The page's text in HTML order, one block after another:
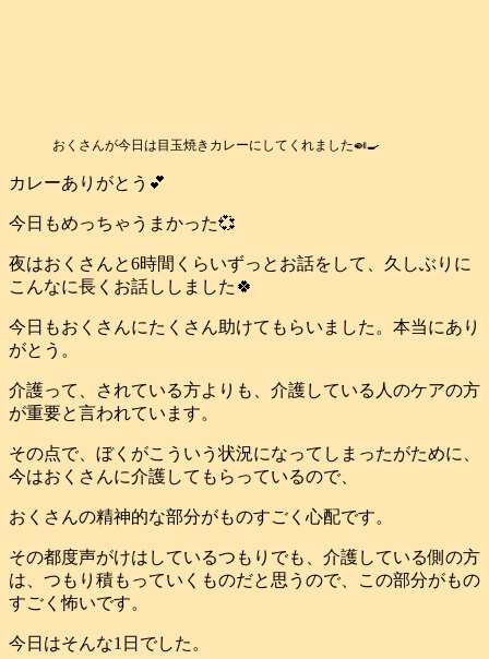
おくさんが今日は目玉焼きカレーにしてくれました🍛🍳
カレーありがとう💕
今日もめっちゃうまかった💞
夜はおくさんと6時間くらいずっとお話をして、久しぶりに
こんなに長くお話ししました🍀
今日もおくさんにたくさん助けてもらいました。本当にあり
がとう。
介護って、されている方よりも、介護している人のケアの方
が重要と言われています。
その点で、ぼくがこういう状況になってしまったがために、
今はおくさんに介護してもらっているので、
おくさんの精神的な部分がものすごく心配です。
その都度声がけはしているつもりでも、介護している側の方
は、つもり積もっていくものだと思うので、この部分がもの
すごく怖いです。
今日はそんな1日でした。